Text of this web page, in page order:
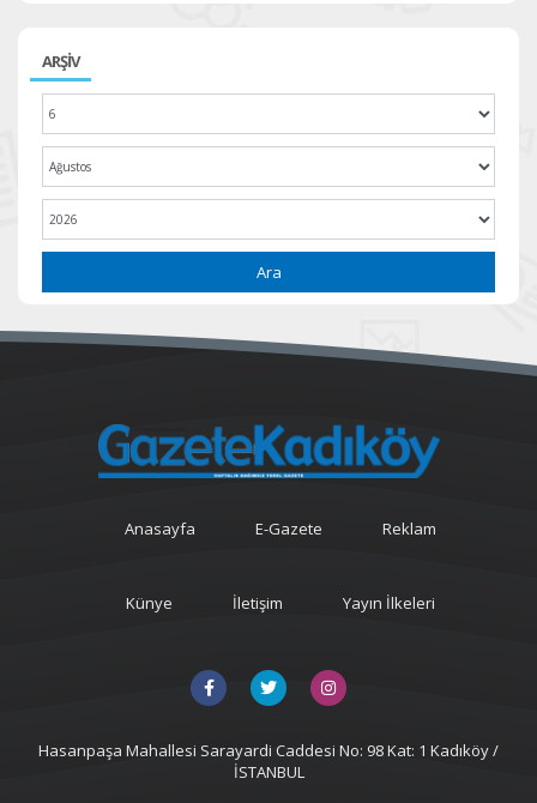
ARŞİV
Ara
Anasayfa E-Gazete Reklam
Künye İletişim Yayın İlkeleri
Hasanpaşa Mahallesi Sarayardi Caddesi No: 98 Kat: 1 Kadıköy /
İSTANBUL